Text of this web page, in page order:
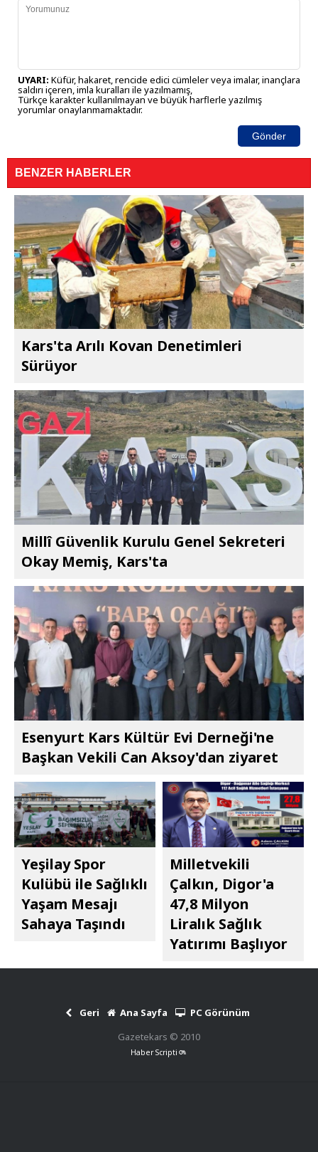
UYARI: Küfür, hakaret, rencide edici cümleler veya imalar, inançlara
saldırı içeren, imla kuralları ile yazılmamış,
Türkçe karakter kullanılmayan ve büyük harflerle yazılmış
yorumlar onaylanmamaktadır.
Gönder
BENZER HABERLER
Kars'ta Arılı Kovan Denetimleri
Sürüyor
Millî Güvenlik Kurulu Genel Sekreteri
Okay Memiş, Kars'ta
Esenyurt Kars Kültür Evi Derneği'ne
Başkan Vekili Can Aksoy'dan ziyaret
Yeşilay Spor
Kulübü ile Sağlıklı
Yaşam Mesajı
Sahaya Taşındı
Milletvekili
Çalkın, Digor'a
47,8 Milyon
Liralık Sağlık
Yatırımı Başlıyor
Geri Ana Sayfa
PC Görünüm
Gazetekars © 2010
Haber Scripti